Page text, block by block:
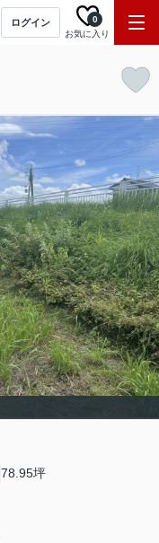
ログイン
お気に入り
0
78.95坪